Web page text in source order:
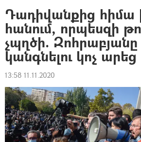
Դադիվանքից հիմա
հանում, որպեսզի
չպղծի.
կանգնելու կոչ արեց
13:58 11.11.2020